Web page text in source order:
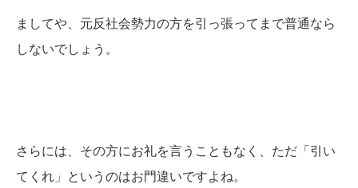
ましてや、元反社会勢力の方を引っ張ってまで普通なら
しないでしょう。
さらには、その方にお礼を言うこともなく、ただ「引い
てくれ」というのはお門違いですよね。